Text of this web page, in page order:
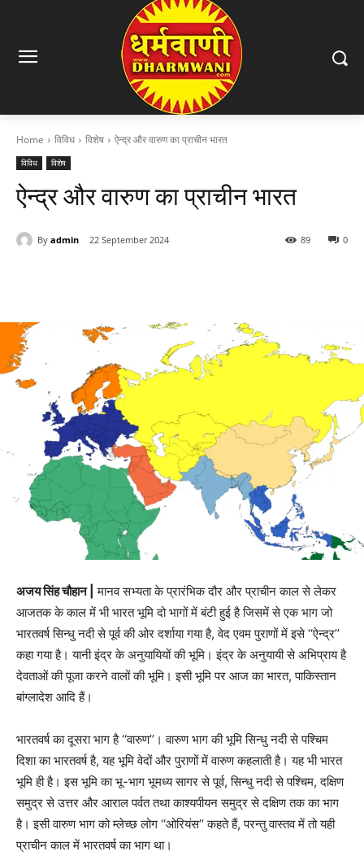
Home विविध विशेष ऐन्द्र और वारुण का प्राचीन भारत
विविध विशेष
ऐन्द्र और वारुण का प्राचीन भारत
By admin 22 September 2024 0
89
अजय सिंह चौहान | मानव सभ्यता के प्रारंभिक दौर और प्राचीन काल से लेकर
आजतक के काल में भी भारत भूमि दो भागों में बंटी हुई है जिसमें से एक भाग जो
भारतवर्ष सिन्धु नदी से पूर्व की ओर दर्शाया गया है, वेद एवम पुराणों में इसे ‘‘ऐन्द्र’’
कहा गया है। यानी इंद्र के अनुयायियों की भूमि। इंद्र के अनुयायी से अभिप्राय है
देवताओं की पूजा करने वालों की भूमि। इसी भूमि पर आज का भारत, पाकिस्तान
बांग्लादेश आदि हैं।
भारतवर्ष का दूसरा भाग है ‘‘वारुण’’। वारुण भाग की भूमि सिन्धु नदी से पश्चिम
दिशा का भारतवर्ष है, यह भूमि वेदों और पुराणों में वारुण कहलाती है। यह भी भारत
भूमि ही है। इस भूमि का भू-भाग भूमध्य सागर से पूर्व, सिन्धु नदी से पश्चिम, दक्षिण
समुद्र से उत्तर और आराल पर्वत तथा काश्यपीयन समुद्र से दक्षिण तक का भाग
है। इसी वारुण भाग को म्लेच्छ लोग ‘‘ओरियंस’’ कहते हैं, परन्तु वास्तव में तो यही
प्राचीन काल में भारतवर्ष का भाग था।